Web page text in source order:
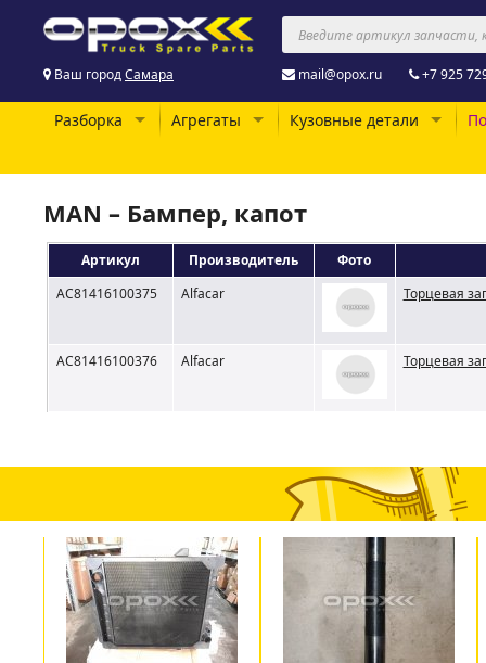
Ваш городСамара mail@opox.ru +7 925
Разборка Агрегаты Кузовные детали
MAN – Бампер, капот
Артикул Производитель
Фото
AC81416100375
Alfacar Торцевая
AC81416100376 Alfacar Торцевая